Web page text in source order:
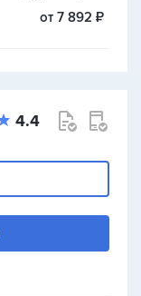
от 7 892 ₽
4.4